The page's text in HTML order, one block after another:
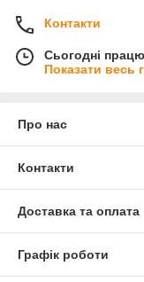
Контакти
Сьогодні
Показати весь
Про нас
Контакти
Доставка та оплата
Графік роботи